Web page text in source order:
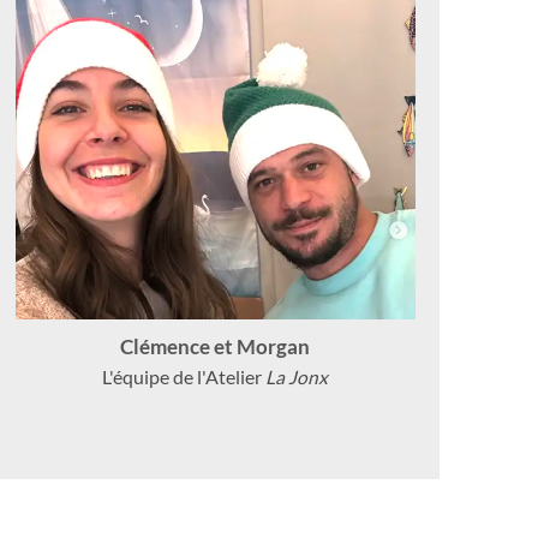
Clémence et Morgan
L'équipe de l'Atelier La Jonx